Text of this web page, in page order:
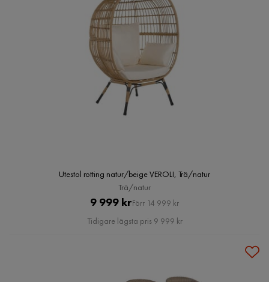
Utestol rotting natur/beige VEROLI, Trä/natur
Trä/natur
Pris
9 999 krOriginal
Pris
Förr 14 999 kr
Tidigare lägsta pris 9 999 kr